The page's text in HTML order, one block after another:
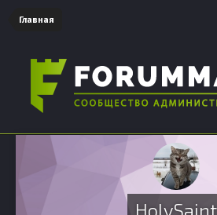
Главная
HolySaint